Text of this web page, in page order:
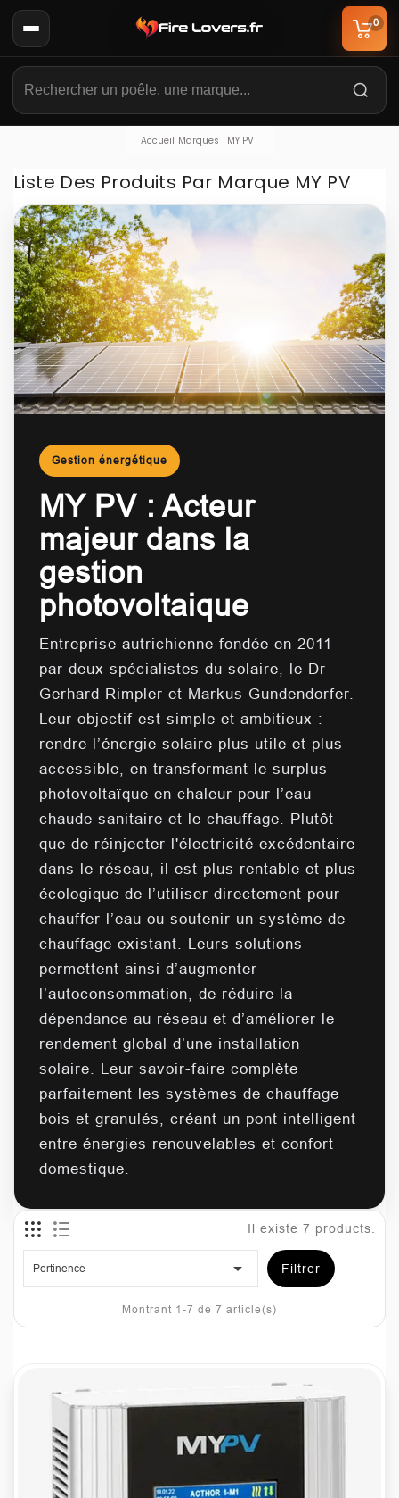
0
Accueil Marques MY PV
Liste Des Produits Par Marque MY PV
Gestion énergétique
MY PV : Acteur
majeur dans la
gestion
photovoltaique
Entreprise autrichienne fondée en 2011
par deux spécialistes du solaire, le Dr
Gerhard Rimpler et Markus Gundendorfer.
Leur objectif est simple et ambitieux :
rendre l’énergie solaire plus utile et plus
accessible, en transformant le surplus
photovoltaïque en chaleur pour l’eau
chaude sanitaire et le chauffage. Plutôt
que de réinjecter l'électricité excédentaire
dans le réseau, il est plus rentable et plus
écologique de l’utiliser directement pour
chauffer l’eau ou soutenir un système de
chauffage existant. Leurs solutions
permettent ainsi d’augmenter
l’autoconsommation, de réduire la
dépendance au réseau et d’améliorer le
rendement global d’une installation
solaire. Leur savoir-faire complète
parfaitement les systèmes de chauffage
bois et granulés, créant un pont intelligent
entre énergies renouvelables et confort
domestique.
Il existe 7 products.
Pertinence  Filtrer
Montrant 1-7 de 7 article(s)